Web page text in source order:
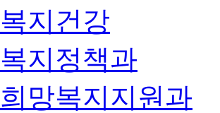
복지건강
복지정책과
희망복지지원과